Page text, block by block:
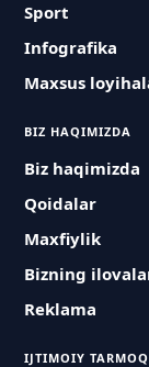
Sport
Infografika
Maxsus
BIZ HAQIMIZDA
Biz haqimizda
Qoidalar
Maxfiylik
Bizning
Reklama
IJTIMOIY